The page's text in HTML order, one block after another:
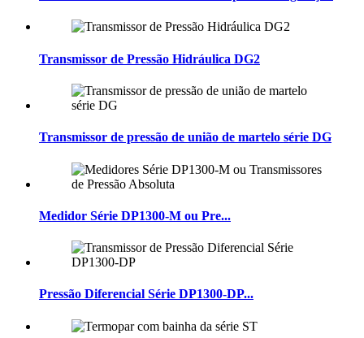
Transmissor de Pressão Hidráulica DG2
Transmissor de pressão de união de martelo série DG
Medidor Série DP1300-M ou Pre...
Pressão Diferencial Série DP1300-DP...